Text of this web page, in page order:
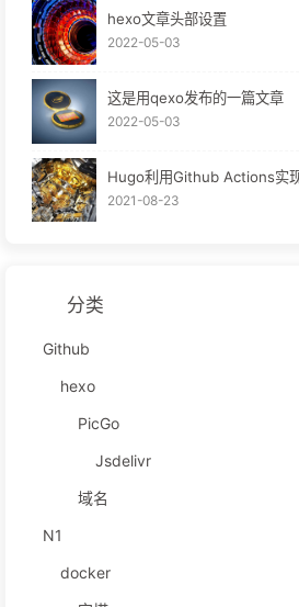
hexo文章头部设置
2022-05-03
这是用qexo发布的一篇文章
2022-05-03
Hugo利用Github Actions实
2021-08-23
分类
Github
hexo
PicGo
Jsdelivr
域名
N1
docker